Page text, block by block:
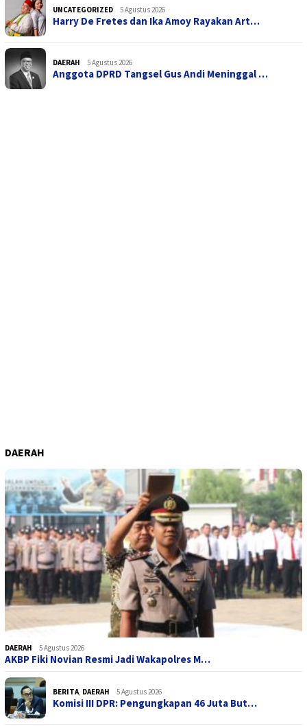
UNCATEGORIZED 5 Agustus 2026
Harry De Fretes dan Ika Amoy Rayakan Art…
DAERAH 5 Agustus 2026
Anggota DPRD Tangsel Gus Andi Meninggal …
DAERAH
DAERAH 5 Agustus 2026
AKBP Fiki Novian Resmi Jadi Wakapolres M…
BERITA, DAERAH 5 Agustus 2026
Komisi III DPR: Pengungkapan 46 Juta But…